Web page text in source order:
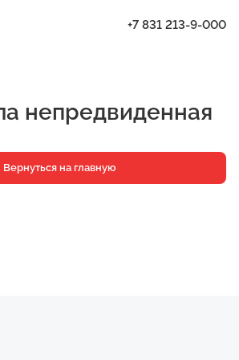
+7 831 213-9-000
непредвиденная
Вернуться на главную